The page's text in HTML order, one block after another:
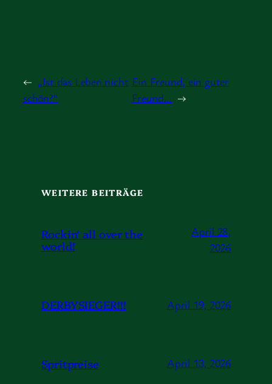
← „Ist das Leben nicht
schön?“
Ein Freund, ein guter
Freund… →
WEITERE BEITRÄGE
Rockin‘ all over the
world!
April 28,
2026
DERBYSIEGER!!! April 19, 2026
Spritpreise April 13, 2026